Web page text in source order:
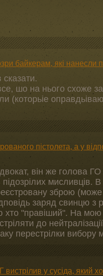
байкерам, які нанесли
шо на нього схоже
(которьіе
пістолета, а у
він же голова ГО
мисливців. В
зброю
заряд свинцю з
хто "правіший". На
до
перестрілки
у сусіда, який